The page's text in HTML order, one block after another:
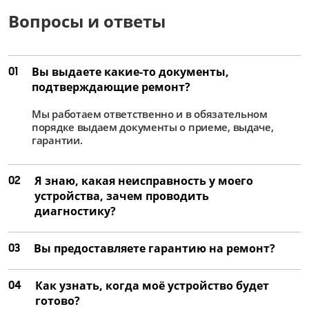
Ремонт затвора
Замена матрицы
от 4 000 ₽
Ремонт матрицы
от 2 500 ₽
Замена цепей питания
от 2 250 ₽
Ремонт цепей питания
Вопросы и ответы
01
Вы выдаете какие-то документы,
подтверждающие ремонт?
Мы работаем ответственно и в обязательном
порядке выдаем документы о приеме, выдаче,
гарантии.
02
Я знаю, какая неисправность у моего
устройства, зачем проводить
диагностику?
03 Вы предоставляете гарантию на ремонт?
04
Как узнать, когда моё устройство будет
готово?